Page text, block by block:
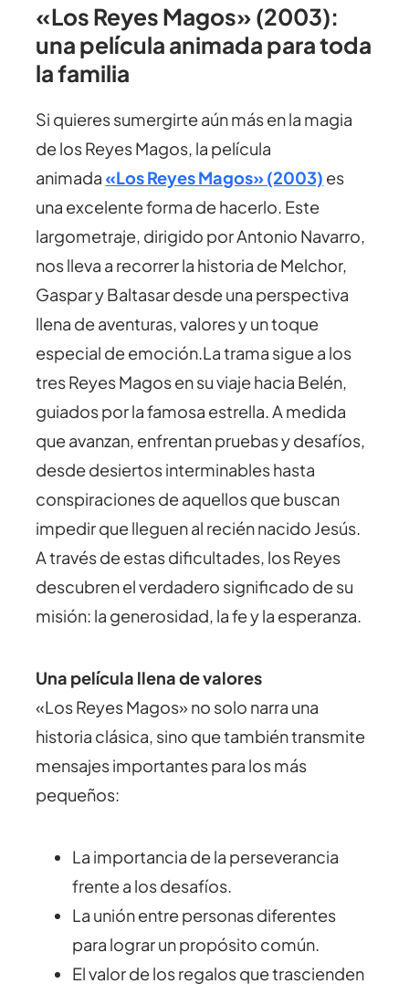
«Los Reyes Magos» (2003):
una película animada para toda
la familia
Si quieres sumergirte aún más en la magia
de los Reyes Magos, la película
animada «Los Reyes Magos» (2003) es
una excelente forma de hacerlo. Este
largometraje, dirigido por Antonio Navarro,
nos lleva a recorrer la historia de Melchor,
Gaspar y Baltasar desde una perspectiva
llena de aventuras, valores y un toque
especial de emoción.La trama sigue a los
tres Reyes Magos en su viaje hacia Belén,
guiados por la famosa estrella. A medida
que avanzan, enfrentan pruebas y desafíos,
desde desiertos interminables hasta
conspiraciones de aquellos que buscan
impedir que lleguen al recién nacido Jesús.
A través de estas dificultades, los Reyes
descubren el verdadero significado de su
misión: la generosidad, la fe y la esperanza.
Una película llena de valores
«Los Reyes Magos» no solo narra una
historia clásica, sino que también transmite
mensajes importantes para los más
pequeños:
La importancia de la perseverancia
frente a los desafíos.
La unión entre personas diferentes
para lograr un propósito común.
El valor de los regalos que trascienden